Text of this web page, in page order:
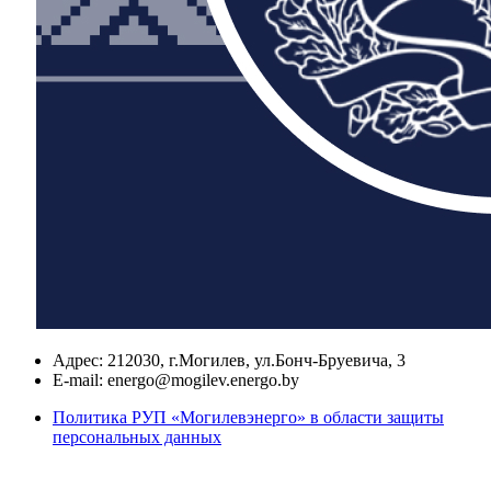
Адрес: 212030, г.Могилев, ул.Бонч-Бруевича, 3
E-mail: energo@mogilev.energo.by
Политика РУП «Могилевэнерго» в области защиты
персональных данных